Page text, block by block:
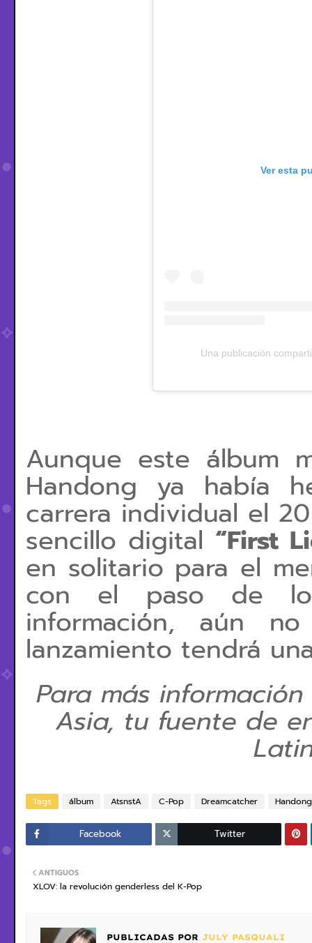
Ver esta
Una publicación
Aunque este álbum
Handong ya había
carrera individual el
sencillo digital “First
en solitario para el
con el paso de
información, aún
lanzamiento tendrá
Para más
Asia, tu fuente de
Tags álbum AtsnstA C-Pop Dreamcatcher Handong
Facebook Twitter
ANTIGUOS
XLOV: la revolución genderless del K-Pop
PUBLICADAS POR JULY PASQUALI